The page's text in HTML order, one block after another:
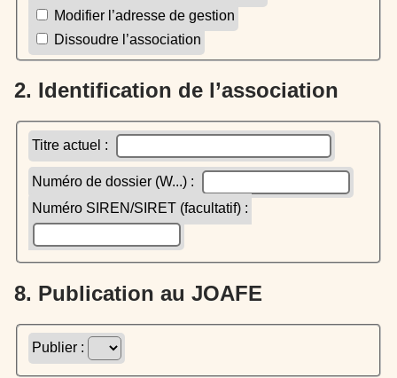
Modifier l’adresse de gestion
Dissoudre l’association
2. Identification de l’association
Titre actuel :
Numéro de dossier (W...) :
Numéro SIREN/SIRET (facultatif) :
8. Publication au JOAFE
Publier :